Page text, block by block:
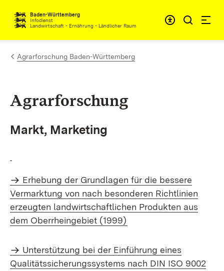
Zum Inhalt springen
Baden-Württemberg
Infodienst
Landwirtschaft - Ernährung - Ländlicher Raum
Agrarforschung Baden-Württemberg
Agrarforschung
Markt, Marketing
Erhebung der Grundlagen für die bessere
Vermarktung von nach besonderen Richtlinien
erzeugten landwirtschaftlichen Produkten aus
dem Oberrheingebiet (1999)
Unterstützung bei der Einführung eines
Qualitätssicherungssystems nach DIN ISO 9002